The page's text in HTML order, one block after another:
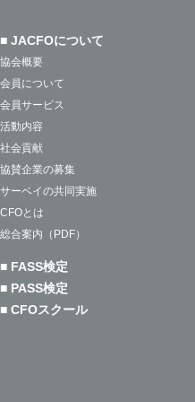
■ JACFOについて
協会概要
会員について
会員サービス
活動内容
社会貢献
協賛企業の募集
サーベイの共同実施
CFOとは
総合案内（PDF）
■ FASS検定
■ PASS検定
■ CFOスクール